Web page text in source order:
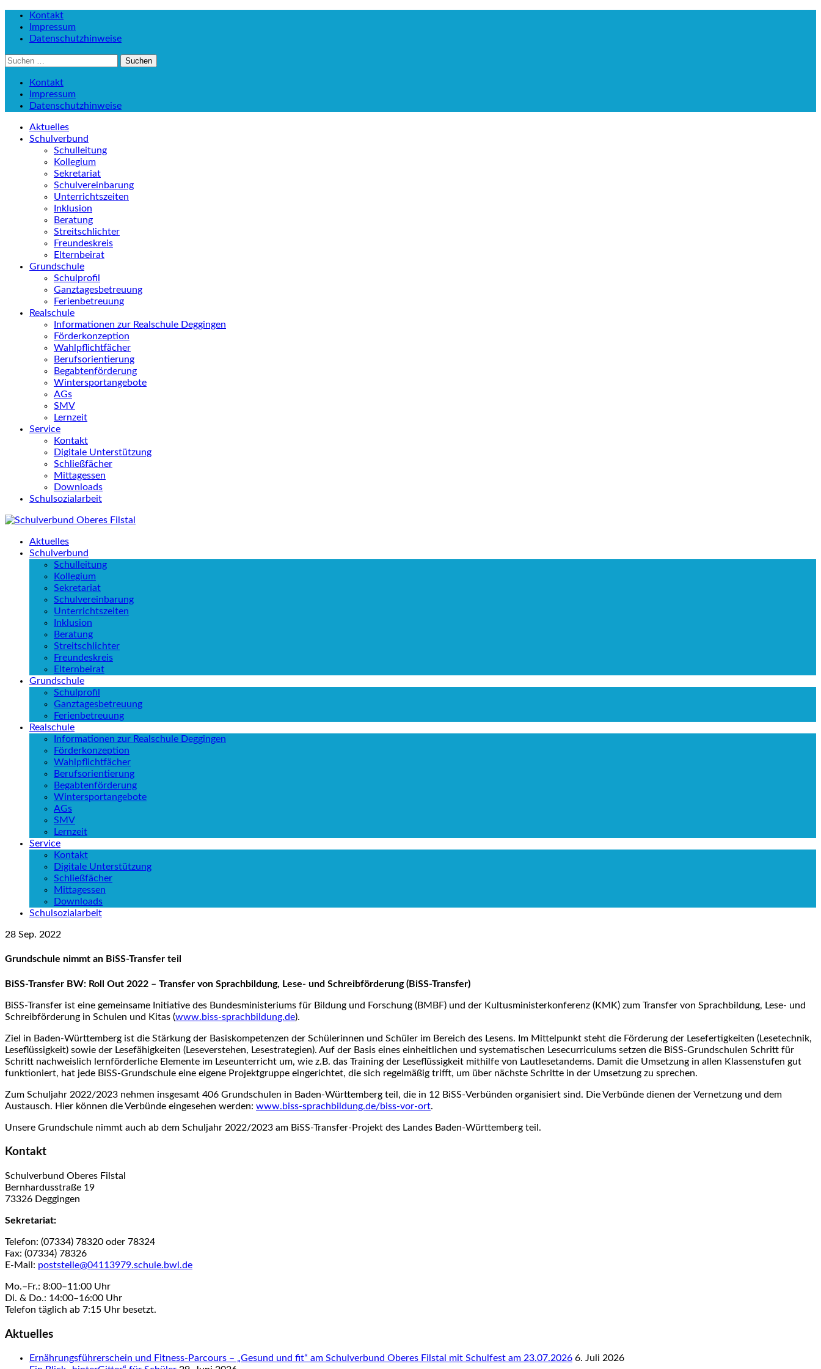
Kontakt
Impressum
Datenschutzhinweise
Suchen
Kontakt
Impressum
Datenschutzhinweise
Aktuelles
Schulverbund
Schulleitung
Kollegium
Sekretariat
Schulvereinbarung
Unterrichtszeiten
Inklusion
Beratung
Streitschlichter
Freundeskreis
Elternbeirat
Grundschule
Schulprofil
Ganztagesbetreuung
Ferienbetreuung
Realschule
Informationen zur Realschule Deggingen
Förderkonzeption
Wahlpflichtfächer
Berufsorientierung
Begabtenförderung
Wintersportangebote
AGs
SMV
Lernzeit
Service
Kontakt
Digitale Unterstützung
Schließfächer
Mittagessen
Downloads
Schulsozialarbeit
Aktuelles
Schulverbund
Schulleitung
Kollegium
Sekretariat
Schulvereinbarung
Unterrichtszeiten
Inklusion
Beratung
Streitschlichter
Freundeskreis
Elternbeirat
Grundschule
Schulprofil
Ganztagesbetreuung
Ferienbetreuung
Realschule
Informationen zur Realschule Deggingen
Förderkonzeption
Wahlpflichtfächer
Berufsorientierung
Begabtenförderung
Wintersportangebote
AGs
SMV
Lernzeit
Service
Kontakt
Digitale Unterstützung
Schließfächer
Mittagessen
Downloads
Schulsozialarbeit
28 Sep. 2022
Grundschule nimmt an BiSS-Transfer teil
BiSS-Transfer BW: Roll Out 2022 – Transfer von Sprachbildung, Lese- und Schreibförderung (BiSS-Transfer)
BiSS-Transfer ist eine gemeinsame Initiative des Bundesministeriums für Bildung und Forschung (BMBF) und der Kultusministerkonferenz (KMK) zum Transfer von Sprachbildung, Lese- und
Schreibförderung in Schulen und Kitas (www.biss-sprachbildung.de).
Ziel in Baden-Württemberg ist die Stärkung der Basiskompetenzen der Schülerinnen und Schüler im Bereich des Lesens. Im Mittelpunkt steht die Förderung der Lesefertigkeiten (Lesetechnik,
Leseflüssigkeit) sowie der Lesefähigkeiten (Leseverstehen, Lesestrategien). Auf der Basis eines einheitlichen und systematischen Lesecurriculums setzen die BiSS-Grundschulen Schritt für
Schritt nachweislich lernförderliche Elemente im Leseunterricht um, wie z.B. das Training der Leseflüssigkeit mithilfe von Lautlesetandems. Damit die Umsetzung in allen Klassenstufen gut
funktioniert, hat jede BiSS-Grundschule eine eigene Projektgruppe eingerichtet, die sich regelmäßig trifft, um über nächste Schritte in der Umsetzung zu sprechen.
Zum Schuljahr 2022/2023 nehmen insgesamt 406 Grundschulen in Baden-Württemberg teil, die in 12 BiSS-Verbünden organisiert sind. Die Verbünde dienen der Vernetzung und dem
Austausch. Hier können die Verbünde eingesehen werden: www.biss-sprachbildung.de/biss-vor-ort.
Unsere Grundschule nimmt auch ab dem Schuljahr 2022/2023 am BiSS-Transfer-Projekt des Landes Baden-Württemberg teil.
Kontakt
Schulverbund Oberes Filstal
Bernhardusstraße 19
73326 Deggingen
Sekretariat:
Telefon: (07334) 78320 oder 78324
Fax: (07334) 78326
E-Mail: poststelle@04113979.schule.bwl.de
Mo.–Fr.: 8:00–11:00 Uhr
Di. & Do.: 14:00–16:00 Uhr
Telefon täglich ab 7:15 Uhr besetzt.
Aktuelles
Ernährungsführerschein und Fitness-Parcours – „Gesund und fit“ am Schulverbund Oberes Filstal mit Schulfest am 23.07.2026 6. Juli 2026